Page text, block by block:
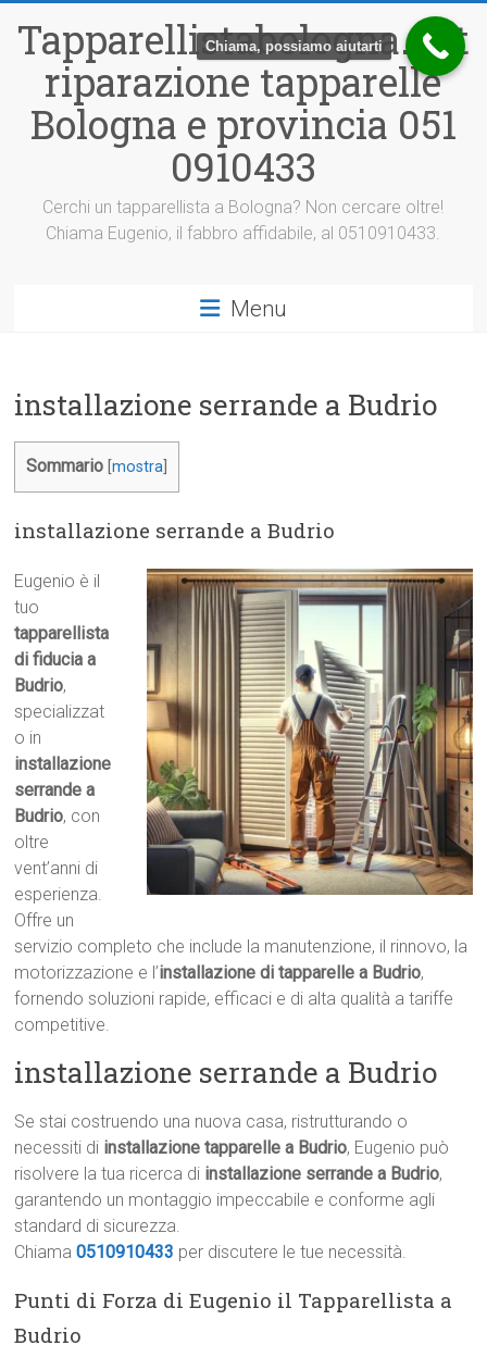
contenuto
Tapparellistabologna.net
riparazione tapparelle
Bologna e provincia 051
0910433
Cerchi un tapparellista a Bologna? Non cercare oltre!
Chiama Eugenio, il fabbro affidabile, al 0510910433.
Menu
installazione serrande a Budrio
Sommario [mostra
installazione serrande a Budrio
Eugenio è il
tuo
tapparellista
di fiducia a
Budrio,
specializzat
o in
installazione
serrande a
Budrio, con
oltre
vent’anni di
esperienza.
Offre un
servizio completo che include la manutenzione, il rinnovo, la
motorizzazione e l’installazione di tapparelle a Budrio,
fornendo soluzioni rapide, efficaci e di alta qualità a tariffe
competitive.
installazione serrande a Budrio
Se stai costruendo una nuova casa, ristrutturando o
necessiti di installazione tapparelle a Budrio, Eugenio può
risolvere la tua ricerca di installazione serrande a Budrio,
garantendo un montaggio impeccabile e conforme agli
standard di sicurezza.
Chiama0510910433 per discutere le tue necessità.
Punti di Forza di Eugenio il Tapparellista a
Budrio
Chiama, possiamo aiutarti